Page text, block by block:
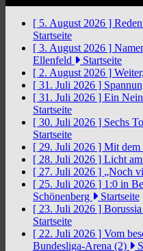
[ 5. August 2026 ]
Startseite
[ 3. August 2026 ]
Ellenfeld
Startseite
[ 2. August 2026 ]
[ 31. Juli 2026 ]
[ 31. Juli 2026 ] Ein
Startseite
[ 30. Juli 2026 ] Sechs
Startseite
[ 29. Juli 2026 ] Mit dem
[ 28. Juli 2026 ] Licht
[ 27. Juli 2026 ] „Noch
[ 25. Juli 2026 ] 1:0 in
Schönenberg
Startseite
[ 23. Juli 2026 ]
Startseite
[ 22. Juli 2026 ] Vom
Bundesliga-Arena (2)